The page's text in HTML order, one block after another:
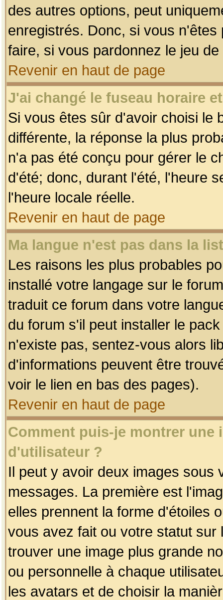
des autres options, peut
enregistrés. Donc, si vous
faire, si vous pardonnez le jeu
Revenir en haut de page
J'ai changé le fuseau horaire
Si vous êtes sûr d'avoir choisi le
différente, la réponse la plus
n'a pas été conçu pour gérer le
d'été; donc, durant l'été, l'heure
l'heure locale réelle.
Revenir en haut de page
Ma langue n'est pas dans la
Les raisons les plus probables
installé votre langage sur le
traduit ce forum dans votre
du forum s'il peut installer le
n'existe pas, sentez-vous alors
d'informations peuvent être
voir le lien en bas des pages).
Revenir en haut de page
Comment puis-je montrer une
d'utilisateur ?
Il peut y avoir deux images sous
messages. La première est
elles prennent la forme d'étoiles
vous avez fait ou votre statut
trouver une image plus grande
ou personnelle à chaque
les avatars et de choisir la